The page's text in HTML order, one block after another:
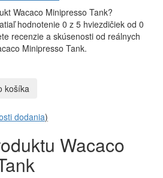
Prečo nie.
kávovar?
hit leta
všetky články